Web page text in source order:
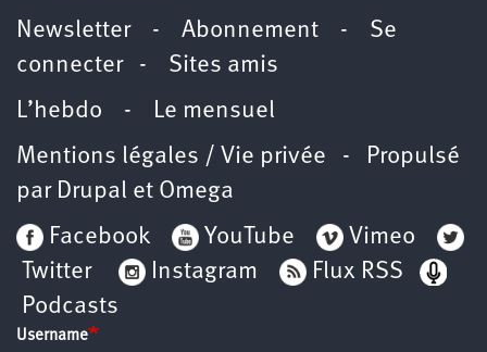
Newsletter- Abonnement - Se
connecter- Sites amis
L’hebdo - Le mensuel
Mentions légales / Vie privée - Propulsé
par Drupal et Omega
Facebook
YouTube
Vimeo
Twitter
Instagram
Flux RSS
Podcasts
Username